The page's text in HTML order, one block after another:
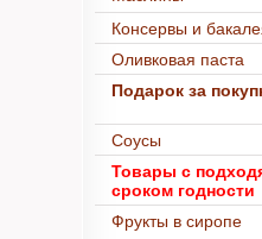
Консервы и
Оливковая паста
Подарок за
Соусы
Товары с
сроком годности
Фрукты в сиропе